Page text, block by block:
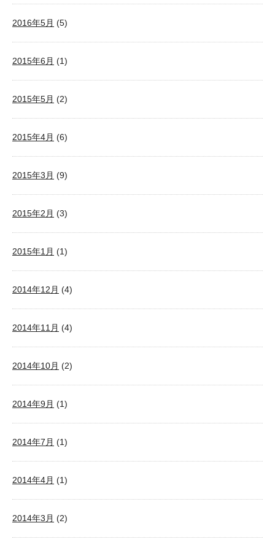
2016年5月 (5)
2015年6月 (1)
2015年5月 (2)
2015年4月 (6)
2015年3月 (9)
2015年2月 (3)
2015年1月 (1)
2014年12月 (4)
2014年11月 (4)
2014年10月 (2)
2014年9月 (1)
2014年7月 (1)
2014年4月 (1)
2014年3月 (2)